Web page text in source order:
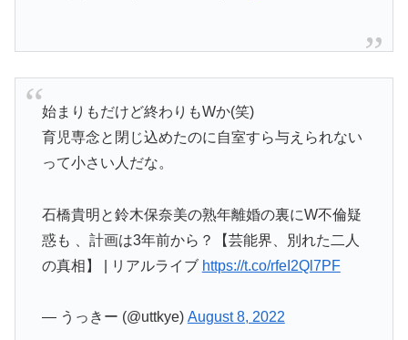
始まりもだけど終わりもWか(笑)
育児専念と閉じ込めたのに自室すら与えられない
って小さい人だな。
石橋貴明と鈴木保奈美の熟年離婚の裏にW不倫疑
惑も 、計画は3年前から？【芸能界、別れた二人
の真相】 | リアルライブ https://t.co/rfeI2Ql7PF
— うっきー (@uttkye) August 8, 2022